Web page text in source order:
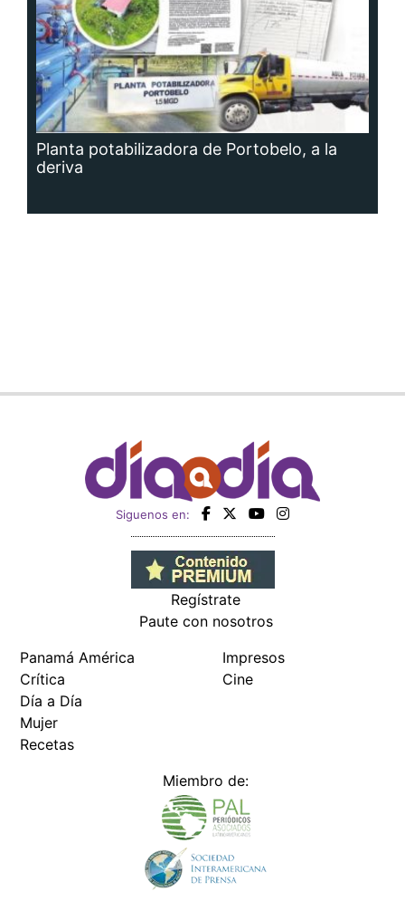
Planta potabilizadora de Portobelo, a la
deriva
Siguenos en:
Regístrate
Paute con nosotros
Panamá América
Crítica
Día a Día
Mujer
Recetas
Impresos
Cine
Miembro de: